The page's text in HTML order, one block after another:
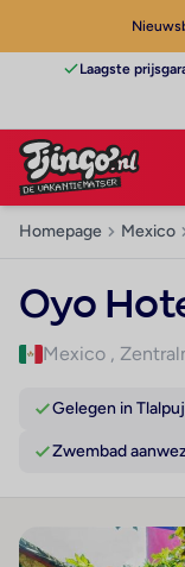
Laagste
Homepage Mexico
Oyo
Mexico ,
Gelegen in
Zwembad